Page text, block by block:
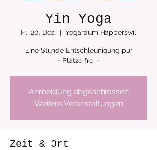
Yin Yoga
Fr., 20. Dez.
  |
Yogaraum Happerswil
Eine Stunde Entschleunigung pur
Anmeldung abgeschlossen
Weitere Veranstaltungen
Zeit & Ort